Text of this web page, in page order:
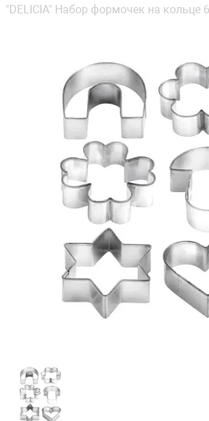
"DELICIA" Набор формочек на кольце